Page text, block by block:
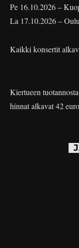
Pe 16.10.2026 –
La 17.10.2026 –
Kaikki konsertit
Kiertueen
hinnat alkavat 42